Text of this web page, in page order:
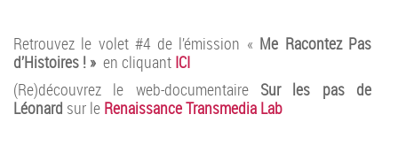
Retrouvez le volet #4 de l’émission « Me Racontez Pas
d’Histoires ! » en cliquant ICI
(Re)découvrez le web-documentaire Sur les pas de
Léonard sur le Renaissance Transmedia Lab